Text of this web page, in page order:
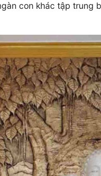
con khác tập trung